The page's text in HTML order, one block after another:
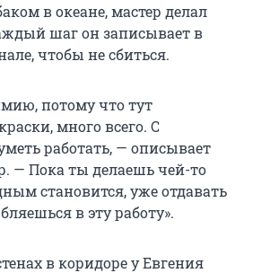
в океане, мастер делал
шаг он записывает в
чтобы не сбиться.
потому что тут
много всего. С
работать, — описывает
— Пока ты делаешь чей-то
становится, уже отдавать
в эту работу».
в коридоре у Евгения